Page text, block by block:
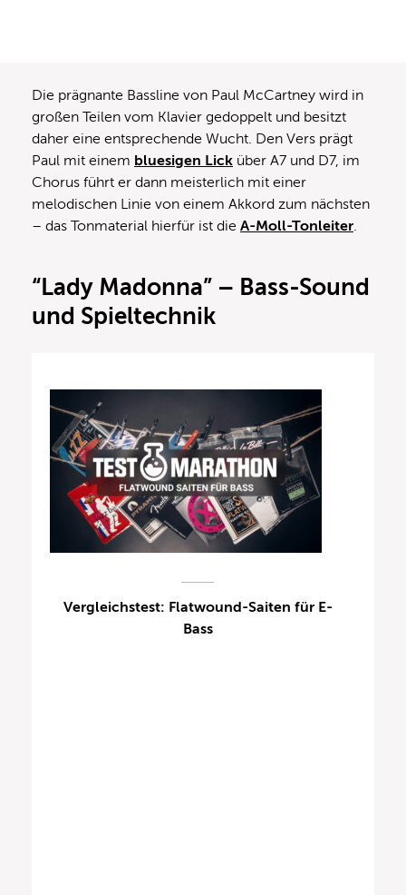
Die prägnante Bassline von Paul McCartney wird in
großen Teilen vom Klavier gedoppelt und besitzt
daher eine entsprechende Wucht. Den Vers prägt
Paul mit einem bluesigen Lick über A7 und D7, im
Chorus führt er dann meisterlich mit einer
melodischen Linie von einem Akkord zum nächsten
– das Tonmaterial hierfür ist die A-Moll-Tonleiter.
“Lady Madonna” – Bass-Sound
und Spieltechnik
Vergleichstest: Flatwound-Saiten für E-
Bass